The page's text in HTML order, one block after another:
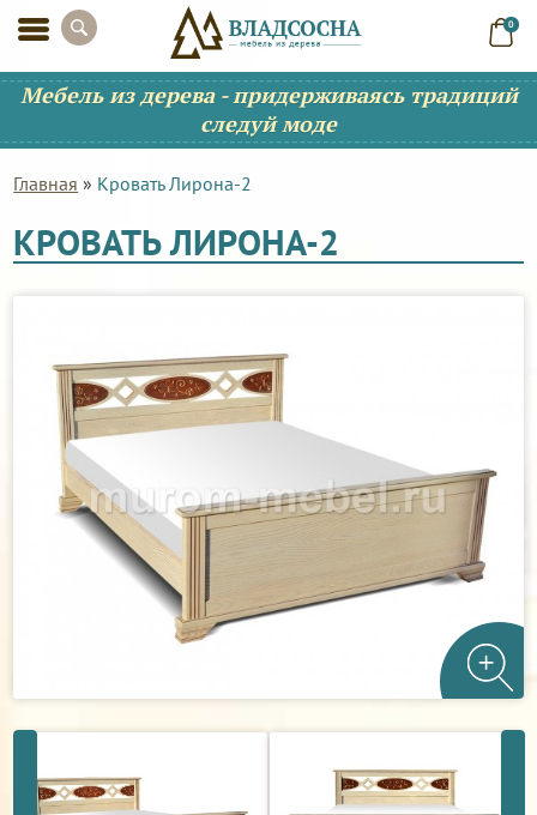
0
Мебель из дерева - придерживаясь традиций
следуй моде
Главная » Кровать Лирона-2
КРОВАТЬ ЛИРОНА-2